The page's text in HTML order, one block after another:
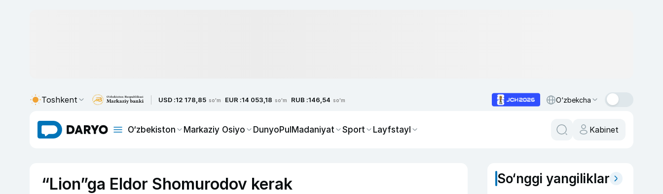
Toshkent USD :12 178,85 so'm EUR :14 053,18 so'm RUB :146,54 so'm O‘zbekcha
O‘zbekiston Markaziy Osiyo DunyoPulMadaniyat Sport Layfstayl Kabinet
“Lion”ga Eldor Shomurodov kerak So‘nggi yangiliklar